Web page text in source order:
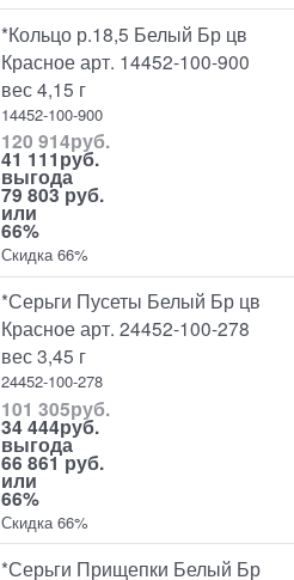
*Кольцо р.18,5 Белый Бр цв
Красное арт. 14452-100-900
вес 4,15 г
14452-100-900
120 914руб.
41 111руб.
выгода
79 803 руб.
или
66%
Скидка 66%
*Серьги Пусеты Белый Бр цв
Красное арт. 24452-100-278
вес 3,45 г
24452-100-278
101 305руб.
34 444руб.
выгода
66 861 руб.
или
66%
Скидка 66%
*Серьги Прищепки Белый Бр